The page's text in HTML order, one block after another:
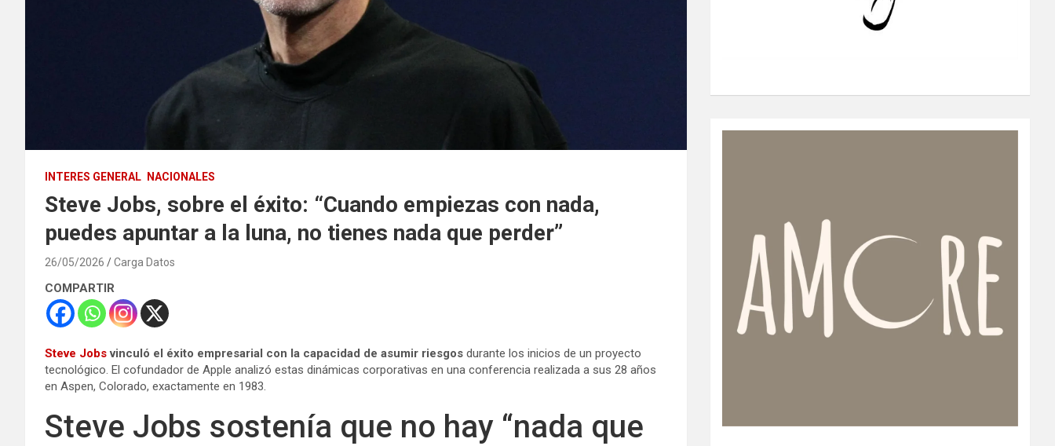
INTERES GENERAL NACIONALES
Steve Jobs, sobre el éxito: “Cuando empiezas con nada,
puedes apuntar a la luna, no tienes nada que perder”
26/05/2026 Carga Datos
COMPARTIR
Steve Jobsvinculó el éxito empresarial con la capacidad de asumir riesgos durante los inicios de un proyecto
tecnológico. El cofundador de Apple analizó estas dinámicas corporativas en una conferencia realizada a sus 28 años
en Aspen, Colorado, exactamente en 1983.
Steve Jobs sostenía que no hay “nada que